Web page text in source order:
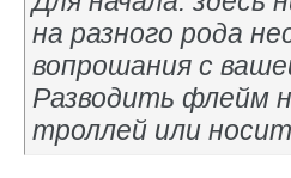
на разного рода
вопрошания с
Разводить флейм
троллей или